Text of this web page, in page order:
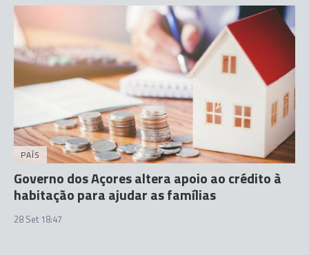
PAÍS
Governo dos Açores altera apoio ao crédito à
habitação para ajudar as famílias
28 Set 18:47